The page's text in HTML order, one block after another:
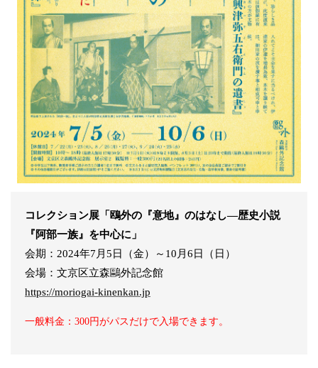
コレクション展「鴎外の『意地』のはなし―歴史小説
『阿部一族』を中心に」
会期：2024年7月5日（金）～10月6日（日）
会場：文京区立森鷗外記念館
https://moriogai-kinenkan.jp
一般料金：300円がパスだけで入場できます。